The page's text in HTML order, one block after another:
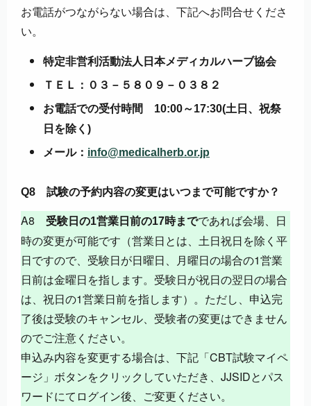
お電話がつながらない場合は、下記へお問合せくださ
い。
特定非営利活動法人日本メディカルハーブ協会
ＴＥＬ：０３－５８０９－０３８２
お電話での受付時間 10:00～17:30(土日、祝祭
日を除く)
メール： info@medicalherb.or.jp
Q8 試験の予約内容の変更はいつまで可能ですか？
A8 受験日の1営業日前の17時までであれば会場、日
時の変更が可能です（営業日とは、土日祝日を除く平
日ですので、受験日が日曜日、月曜日の場合の1営業
日前は金曜日を指します。受験日が祝日の翌日の場合
は、祝日の1営業日前を指します）。ただし、申込完
了後は受験のキャンセル、受験者の変更はできません
のでご注意ください。
申込み内容を変更する場合は、下記「CBT試験マイペ
ージ」ボタンをクリックしていただき、JJSIDとパス
ワードにてログイン後、ご変更ください。